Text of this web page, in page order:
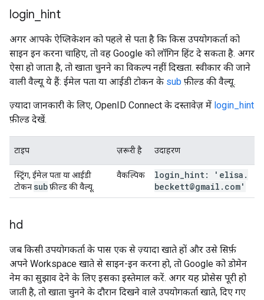
login hint
अगर आपके ऐप्लिकेशन को पहले से पता है कि किस उपयोगकर्ता को
साइन इन करना चाहिए, तो वह Google को लॉगिन हिंट दे सकता है. अगर
ऐसा हो जाता है, तो खाता चुनने का विकल्प नहीं दिखता. स्वीकार की जाने
वाली वैल्यू ये हैं: ईमेल पता या आईडी टोकन के sub फ़ील्ड की वैल्यू.
ज़्यादा जानकारी के लिए, OpenID Connect के दस्तावेज़ में login_hint
फ़ील्ड देखें.
टाइप ज़रूरी है उदाहरण
स्ट्रिंग, ईमेल पता या आईडी
टोकन subफ़ील्ड की वैल्यू.
वैकल्पिक login hint: 'elisa .
beckett@gmail . com'
hd
जब किसी उपयोगकर्ता के पास एक से ज़्यादा खाते हों और उसे सिर्फ़
अपने Workspace खाते से साइन-इन करना हो, तो Google को डोमेन
नेम का सुझाव देने के लिए इसका इस्तेमाल करें. अगर यह प्रोसेस पूरी हो
जाती है, तो खाता चुनने के दौरान दिखने वाले उपयोगकर्ता खाते, दिए गए